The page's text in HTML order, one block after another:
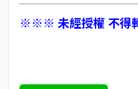
※※※ 未經授權 不